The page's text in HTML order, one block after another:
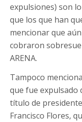
expulsiones) son
que los que han
mencionar que
cobraron
ARENA.
Tampoco
que fue expulsado
título de
Francisco Flores,